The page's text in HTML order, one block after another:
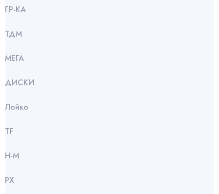
ГР-КА
ТДМ
МЕГА
ДИСКИ
Лойко
TF
Н-М
РХ